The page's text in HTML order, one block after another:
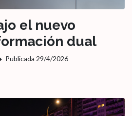
el nuevo
dual
Publicada 29/4/2026